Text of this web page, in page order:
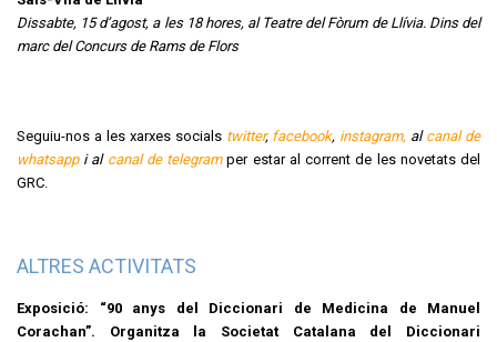
Dissabte, 15 d’agost, a les 18 hores, al Teatre del Fòrum de Llívia. Dins del
marc del Concurs de Rams de Flors
Seguiu-nos a les xarxes socials twitter, facebook, instagram, al canal de
whatsappi al canal de telegramper estar al corrent de les novetats del
GRC.
ALTRES ACTIVITATS
Exposició: “90 anys del Diccionari de Medicina de Manuel
Corachan”. Organitza la Societat Catalana del Diccionari